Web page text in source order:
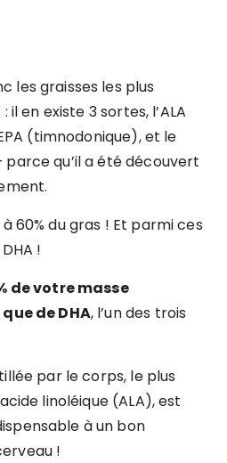
les graisses les plus
il en existe 3 sortes, l’ALA
(timnodonique), et le
parce qu’il a été découvert
60% du gras ! Et parmi ces
!
de votre masse
de DHA, l’un des trois
par le corps, le plus
linoléique (ALA), est
à un bon
!